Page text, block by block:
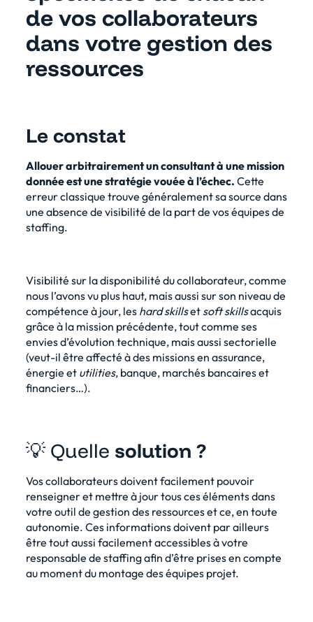
de vos collaborateurs
dans votre gestion des
ressources
Le constat
Allouer arbitrairement un consultant à une mission
donnée est une stratégie vouée à l’échec. Cette
erreur classique trouve généralement sa source dans
une absence de visibilité de la part de vos équipes de
staffing.
Visibilité sur la disponibilité du collaborateur, comme
nous l’avons vu plus haut, mais aussi sur son niveau de
compétence à jour, les hard skillsetsoft skillsacquis
grâce à la mission précédente, tout comme ses
envies d’évolution technique, mais aussi sectorielle
(veut-il être affecté à des missions en assurance,
énergie et utilities, banque, marchés bancaires et
financiers…).
💡 Quelle solution ?
Vos collaborateurs doivent facilement pouvoir
renseigner et mettre à jour tous ces éléments dans
votre outil de gestion des ressources et ce, en toute
autonomie. Ces informations doivent par ailleurs
être tout aussi facilement accessibles à votre
responsable de staffing afin d’être prises en compte
au moment du montage des équipes projet.